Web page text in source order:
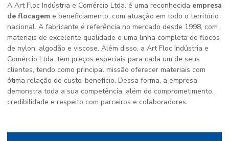
A Art Floc Indústria e Comércio Ltda. é uma reconhecida empresa
de flocagem e beneficiamento, com atuação em todo o território
nacional. A fabricante é referência no mercado desde 1998, com
materiais de excelente qualidade e uma linha completa de flocos
de nylon, algodão e viscose. Além disso, a Art Floc Indústria e
Comércio Ltda. tem preços especiais para cada um de seus
clientes, tendo como principal missão oferecer materiais com
ótima relação de custo-benefício. Dessa forma, a empresa
demonstra toda a sua competência, além do comprometimento,
credibilidade e respeito com parceiros e colaboradores.